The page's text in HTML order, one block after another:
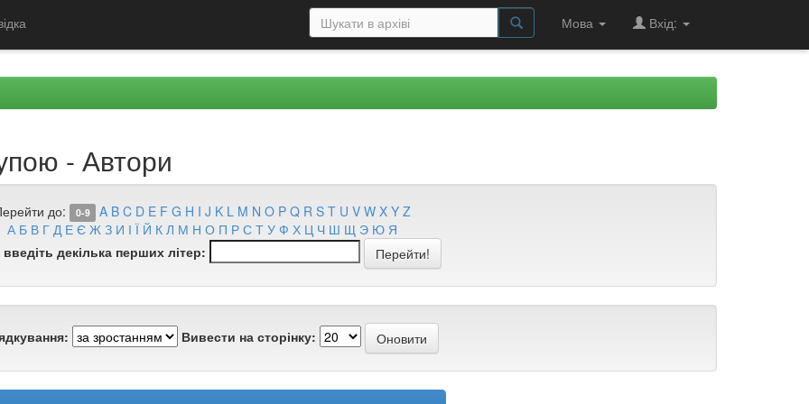
Мова Вхід:
- Автори
до: 0-9 A B C D E F G H I J K L M N O P Q R S T U V W X Y Z
А Б В Г Д Е Є Ж З И І Ї Й К Л М Н О П Р С Т У Ф Х Ц Ч Ш Щ Э Ю Я
декілька перших літер:
Вивести на сторінку: